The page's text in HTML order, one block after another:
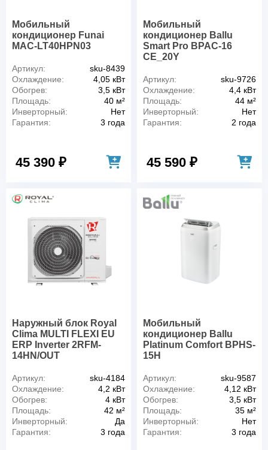
Мобильный
кондиционер Funai
MAC-LT40HPN03
Артикул:
sku-8439
Охлаждение:
4,05 кВт
Обогрев:
3,5 кВт
Площадь:
40 м²
Инверторный:
Нет
Гарантия:
3 года
45 390 ₽
Мобильный
кондиционер Ballu
Smart Pro BPAC-16
CE_20Y
Артикул:
sku-9726
Охлаждение:
4,4 кВт
Площадь:
44 м²
Инверторный:
Нет
Гарантия:
2 года
45 590 ₽
Наружный блок Royal
Clima MULTI FLEXI EU
ERP Inverter 2RFM-
14HN/OUT
Артикул:
sku-4184
Охлаждение:
4,2 кВт
Обогрев:
4 кВт
Площадь:
42 м²
Инверторный:
Да
Гарантия:
3 года
Мобильный
кондиционер Ballu
Platinum Comfort BPHS-
15H
Артикул:
sku-9587
Охлаждение:
4,12 кВт
Обогрев:
3,5 кВт
Площадь:
35 м²
Инверторный:
Нет
Гарантия:
3 года